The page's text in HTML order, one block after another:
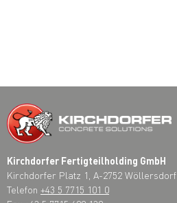
Kirchdorfer Fertigteilholding GmbH
Kirchdorfer Platz 1, A-2752 Wöllersdorf
Telefon +43 5 7715 101 0